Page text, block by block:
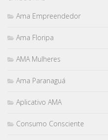
Ama Empreendedor
Ama Floripa
AMA Mulheres
Ama Paranaguá
Aplicativo AMA
Consumo Consciente